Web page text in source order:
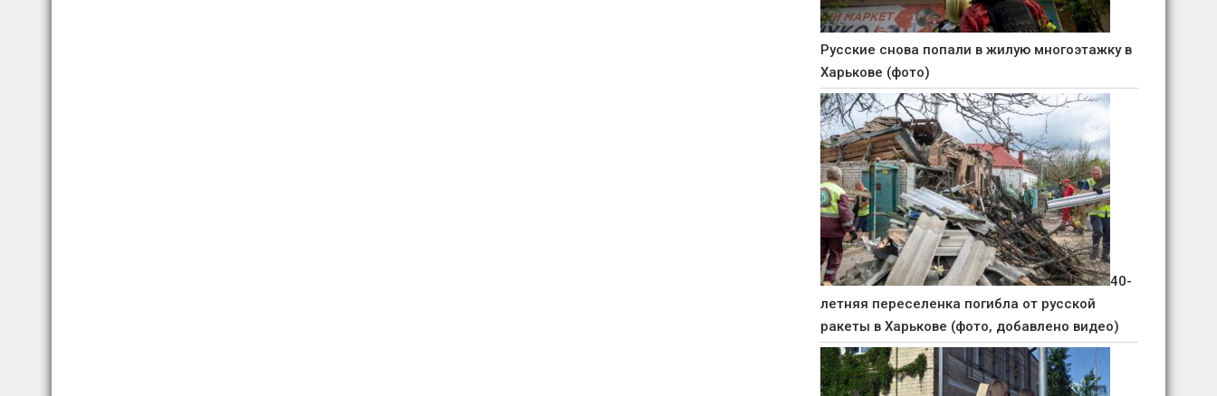
Русские снова попали в жилую многоэтажку в
Харькове (фото)
40-
летняя переселенка погибла от русской
ракеты в Харькове (фото, добавлено видео)